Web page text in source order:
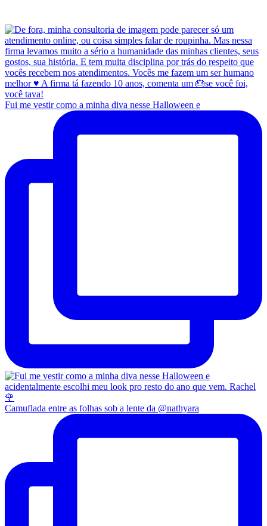
Fui me vestir como a minha diva nesse Halloween e
Camuflada entre as folhas sob a lente da @nathyara